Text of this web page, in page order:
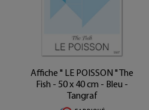
Affiche " LE POISSON " The
Fish - 50 x 40 cm - Bleu -
Tangraf